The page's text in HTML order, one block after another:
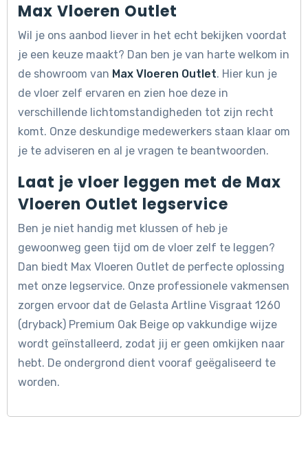
Max Vloeren Outlet
Wil je ons aanbod liever in het echt bekijken voordat
je een keuze maakt? Dan ben je van harte welkom in
de showroom van Max Vloeren Outlet. Hier kun je
de vloer zelf ervaren en zien hoe deze in
verschillende lichtomstandigheden tot zijn recht
komt. Onze deskundige medewerkers staan klaar om
je te adviseren en al je vragen te beantwoorden.
Laat je vloer leggen met de Max
Vloeren Outlet legservice
Ben je niet handig met klussen of heb je
gewoonweg geen tijd om de vloer zelf te leggen?
Dan biedt Max Vloeren Outlet de perfecte oplossing
met onze legservice. Onze professionele vakmensen
zorgen ervoor dat de Gelasta Artline Visgraat 1260
(dryback) Premium Oak Beige op vakkundige wijze
wordt geïnstalleerd, zodat jij er geen omkijken naar
hebt. De ondergrond dient vooraf geëgaliseerd te
worden.